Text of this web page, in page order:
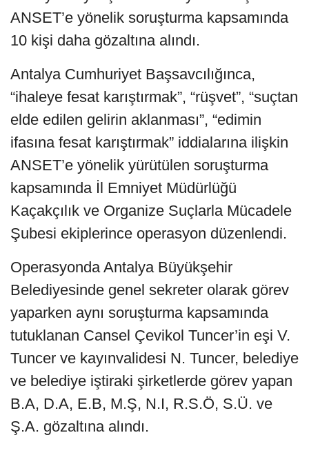
ANSET’e yönelik soruşturma kapsamında
10 kişi daha gözaltına alındı.
Antalya Cumhuriyet Başsavcılığınca,
“ihaleye fesat karıştırmak”, “rüşvet”, “suçtan
elde edilen gelirin aklanması”, “edimin
ifasına fesat karıştırmak” iddialarına ilişkin
ANSET’e yönelik yürütülen soruşturma
kapsamında İl Emniyet Müdürlüğü
Kaçakçılık ve Organize Suçlarla Mücadele
Şubesi ekiplerince operasyon düzenlendi.
Operasyonda Antalya Büyükşehir
Belediyesinde genel sekreter olarak görev
yaparken aynı soruşturma kapsamında
tutuklanan Cansel Çevikol Tuncer’in eşi V.
Tuncer ve kayınvalidesi N. Tuncer, belediye
ve belediye iştiraki şirketlerde görev yapan
B.A, D.A, E.B, M.Ş, N.I, R.S.Ö, S.Ü. ve
Ş.A. gözaltına alındı.